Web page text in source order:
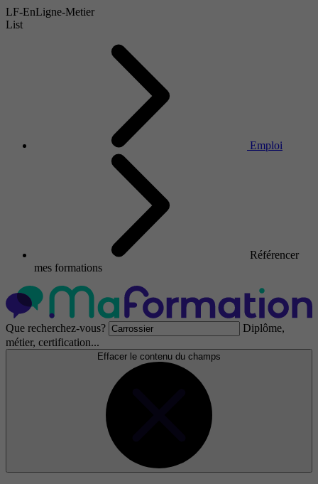
LF-EnLigne-Metier
List
Emploi
Référencer
mes formations
Que recherchez-vous?
Diplôme,
métier, certification...
Effacer le contenu du champs